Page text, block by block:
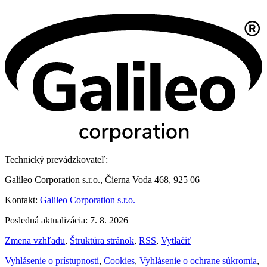
Technický prevádzkovateľ:
Galileo Corporation s.r.o., Čierna Voda 468, 925 06
Kontakt: Galileo Corporation s.r.o.
Posledná aktualizácia: 7. 8. 2026
Zmena vzhľadu, Štruktúra stránok, RSS, Vytlačiť
Vyhlásenie o prístupnosti, Cookies, Vyhlásenie o ochrane súkromia,